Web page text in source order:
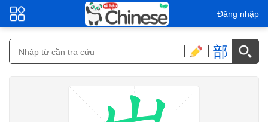
Đăng nhập
部